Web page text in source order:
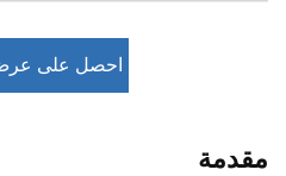
احصل على
مقدمة